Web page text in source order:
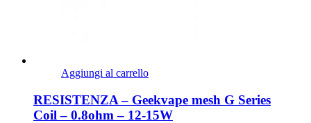
Aggiungi al carrello
RESISTENZA – Geekvape mesh G Series
Coil – 0.8ohm – 12-15W